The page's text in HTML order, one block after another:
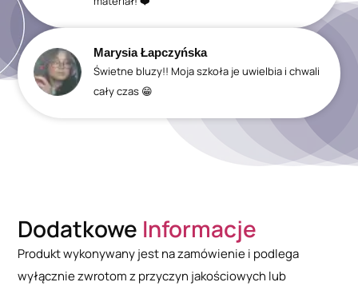
Marysia Łapczyńska
Świetne bluzy!! Moja szkoła je uwielbia i chwali
cały czas 😁
Dodatkowe Informacje
Produkt wykonywany jest na zamówienie i podlega
wyłącznie zwrotom z przyczyn jakościowych lub